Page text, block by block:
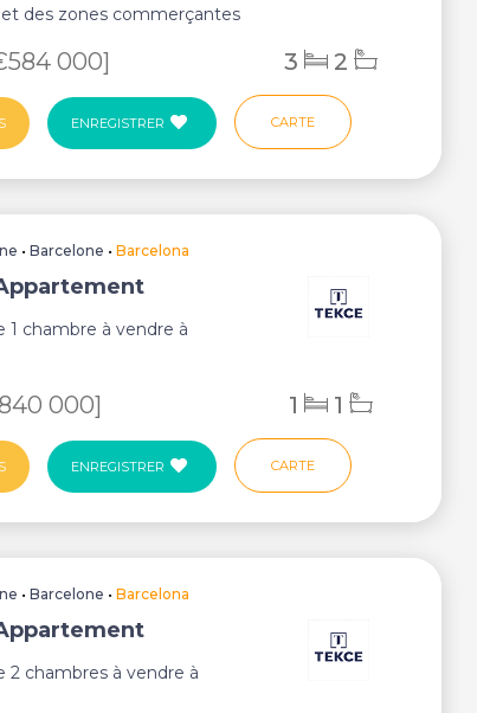
des zones commerçantes
000] 3 2
ENREGISTRER CARTE
•Barcelone •Barcelona
chambre à vendre à
000] 1 1
ENREGISTRER CARTE
•Barcelone •Barcelona
chambres à vendre à